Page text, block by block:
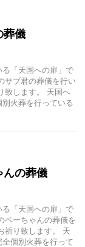
葬儀
「天国への扉」で
サブ君の葬儀を行い
致します。 天国へ
火葬を行っている
んの葬儀
「天国への扉」で
ペーちゃんの葬儀を
祈り致します。 天
個別火葬を行って